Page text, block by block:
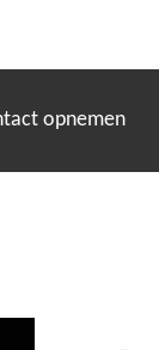
opnemen